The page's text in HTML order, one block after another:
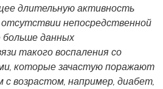
длительную активность
непосредственной
больше данных
такого воспаления со
которые зачастую поражают
с возрастом, например, диабет,